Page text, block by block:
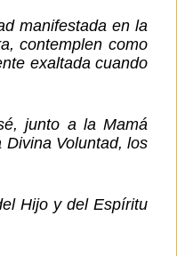
manifestada en la
contemplen como
exaltada cuando
junto a la Mamá
Voluntad, los
Hijo y del Espíritu